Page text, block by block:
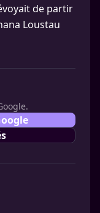
de partir
Loustau